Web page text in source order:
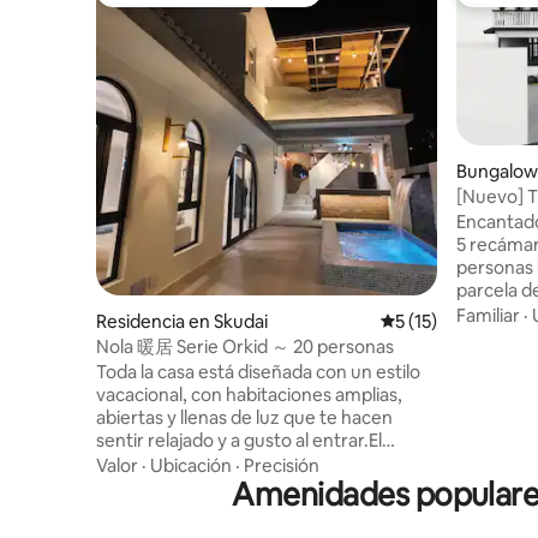
Residencia en Skudai Calificación
5 (15)
Nola 暖居 Serie Orkid ～ 20 personas
Toda la casa está diseñada con un estilo
vacacional, con habitaciones amplias,
abiertas y llenas de luz que te hacen
sentir relajado y a gusto al entrar.El
interior está completamente
amueblado, desde ropa de cama
cómoda hasta muebles exquisitos, y
Valor · Ubicación · Precisión
[Nuevo]
5
de billar
5
personas Ubicada en una espaciosa
parcela
casa de
del
de
Familiar ·
Amenidades